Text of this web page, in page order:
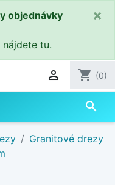
objednávky
nájdete tu.
×
 shopping_cart (0)
search
Granitové drezy